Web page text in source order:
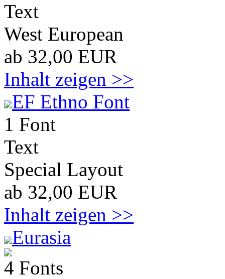
Text
West European
ab 32,00 EUR
Inhalt zeigen >>
EF Ethno Font
1 Font
Text
Special Layout
ab 32,00 EUR
Inhalt zeigen >>
Eurasia
4 Fonts